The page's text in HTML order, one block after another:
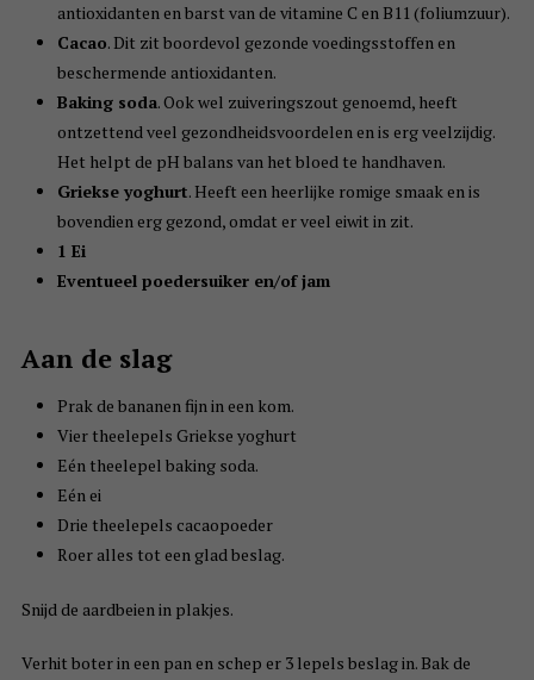
antioxidanten en barst van de vitamine C en B11 (foliumzuur).
Cacao. Dit zit boordevol gezonde voedingsstoffen en
beschermende antioxidanten.
Baking soda. Ook wel zuiveringszout genoemd, heeft
ontzettend veel gezondheidsvoordelen en is erg veelzijdig.
Het helpt de pH balans van het bloed te handhaven.
Griekse yoghurt. Heeft een heerlijke romige smaak en is
bovendien erg gezond, omdat er veel eiwit in zit.
1 Ei
Eventueel poedersuiker en/of jam
Aan de slag
Prak de bananen fijn in een kom.
Vier theelepels Griekse yoghurt
Eén theelepel baking soda.
Eén ei
Drie theelepels cacaopoeder
Roer alles tot een glad beslag.
Snijd de aardbeien in plakjes.
Verhit boter in een pan en schep er 3 lepels beslag in. Bak de